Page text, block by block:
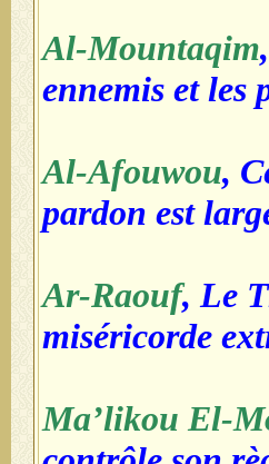
Al-Mountaqim
ennemis et les
Al-Afouwou,
pardon est
Ar-Raouf, Le
miséricorde
Ma’likou El-